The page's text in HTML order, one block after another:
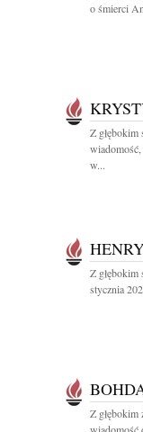
o śmierci
Z
w...
Z głębokim
stycznia
Z